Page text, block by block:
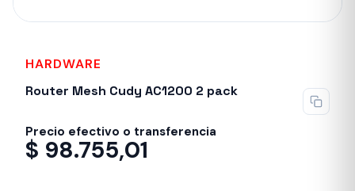
HARDWARE
Router Mesh Cudy AC1200 2 pack
Precio efectivo o transferencia
$ 98.755,01